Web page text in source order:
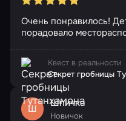
Очень понравилось!
порадовало
Квест в реальности
Секрет гробницы
Ш Шпичка
Новичок